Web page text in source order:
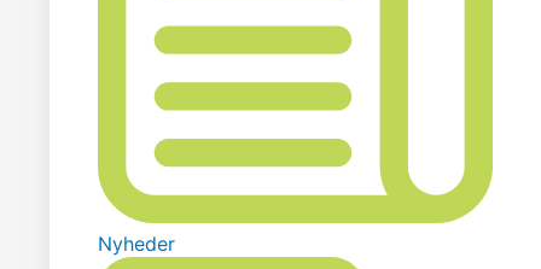
Nyheder